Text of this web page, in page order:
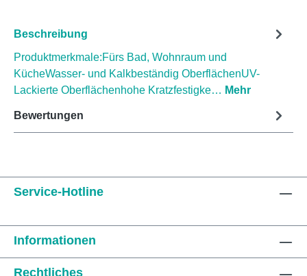
Beschreibung
Produktmerkmale:Fürs Bad, Wohnraum und
KücheWasser- und Kalkbeständig OberflächenUV-
Lackierte Oberflächenhohe Kratzfestigke… Mehr
Bewertungen
Service-Hotline
Informationen
Rechtliches